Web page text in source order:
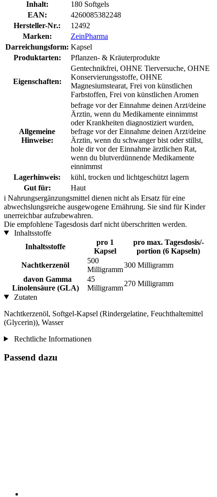
Inhalt:
180 Softgels
EAN:
4260085382248
Hersteller-Nr.:
12492
Marken:
ZeinPharma
Darreichungsform: Kapsel
Produktarten:
Pflanzen- & Kräuterprodukte
Eigenschaften:
Gentechnikfrei, OHNE Tierversuche, OHNE
Konservierungsstoffe, OHNE
Magnesiumstearat, Frei von künstlichen
Farbstoffen, Frei von künstlichen Aromen
Allgemeine
Hinweise:
befrage vor der Einnahme deinen Arzt/deine
Ärztin, wenn du Medikamente einnimmst
oder Krankheiten diagnostiziert wurden,
befrage vor der Einnahme deinen Arzt/deine
Ärztin, wenn du schwanger bist oder stillst,
hole dir vor der Einnahme ärztlichen Rat,
wenn du blutverdünnende Medikamente
einnimmst
Lagerhinweis:
kühl, trocken und lichtgeschützt lagern
Gut für:
Haut
i Nahrungsergänzungsmittel dienen nicht als Ersatz für eine
abwechslungsreiche ausgewogene Ernährung. Sie sind für Kinder
unerreichbar aufzubewahren.
Die empfohlene Tagesdosis darf nicht überschritten werden.
Inhaltsstoffe
Inhaltsstoffe
pro 1
Kapsel
pro max. Tagesdosis/-
portion (6 Kapseln)
Nachtkerzenöl
500
Milligramm
300 Milligramm
davon Gamma
Linolensäure (GLA)
45
Milligramm
270 Milligramm
Zutaten
Nachtkerzenöl, Softgel-Kapsel (Rindergelatine, Feuchthaltemittel
(Glycerin)), Wasser
Rechtliche Informationen
Passend dazu